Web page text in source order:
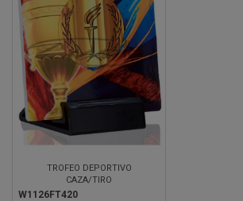
TROFEO DEPORTIVO
CAZA/TIRO
W1126FT420